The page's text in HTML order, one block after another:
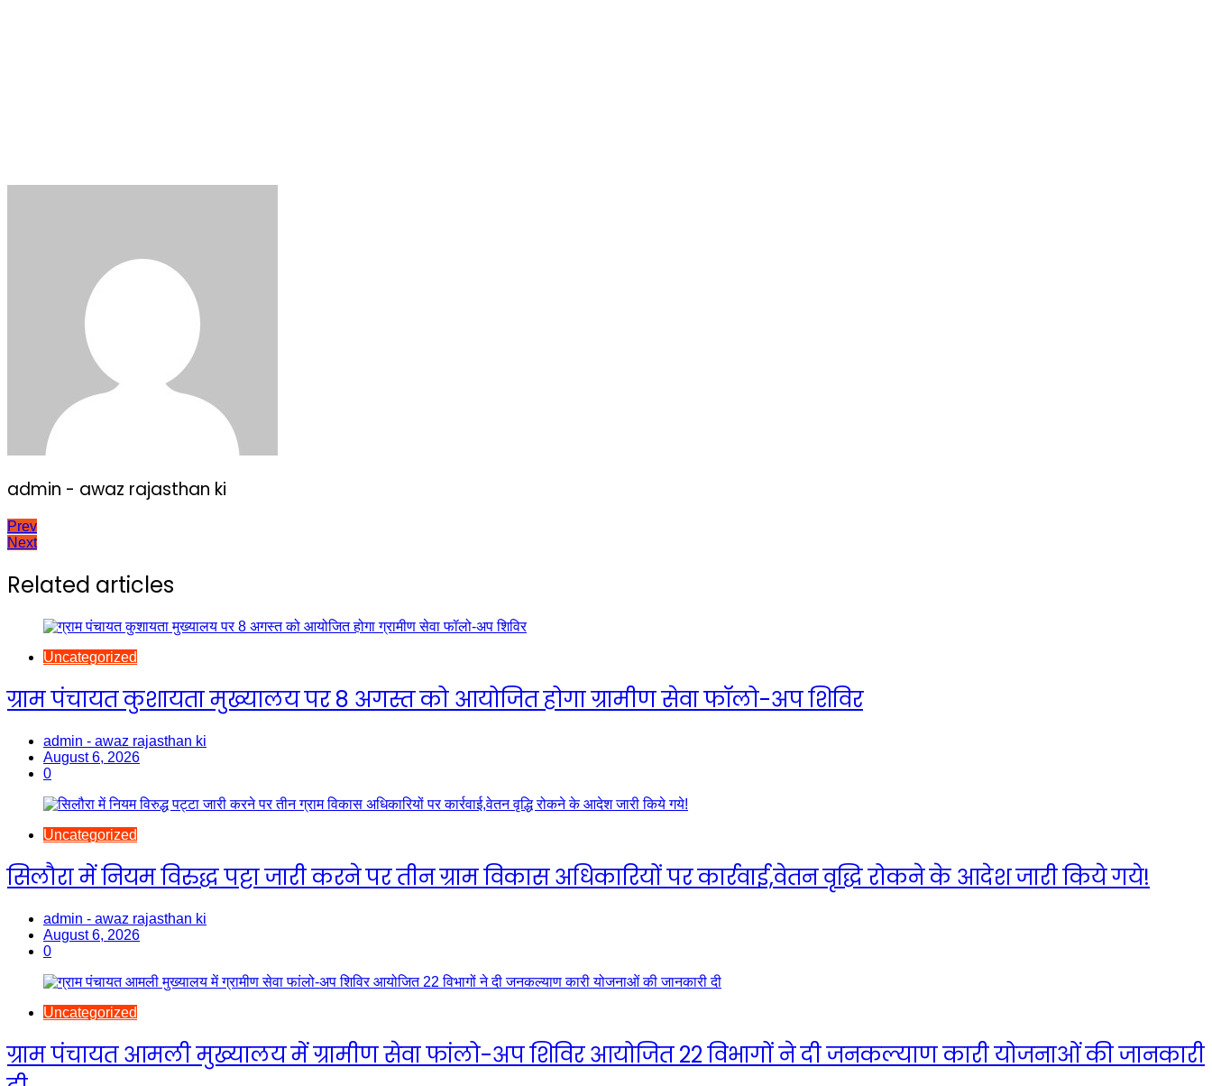
admin - awaz rajasthan ki
Post
Prev
Next
Related articles
Uncategorized
ग्राम पंचायत कुशायता मुख्यालय पर 8 अगस्त को आयोजित होगा ग्रामीण सेवा फॉलो-अप शिविर
admin - awaz rajasthan ki
August 6, 2026
0
Uncategorized
सिलौरा में नियम विरुद्ध पट्टा जारी करने पर तीन ग्राम विकास अधिकारियों पर कार्रवाई,वेतन वृद्धि रोकने के आदेश जारी किये गये!
admin - awaz rajasthan ki
August 6, 2026
0
Uncategorized
ग्राम पंचायत आमली मुख्यालय में ग्रामीण सेवा फांलो-अप शिविर आयोजित 22 विभागों ने दी जनकल्याण कारी योजनाओं की जानकारी